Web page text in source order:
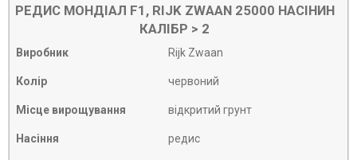
РЕДИС МОНДІАЛ F1, RIJK ZWAAN 25000 НАСІНИН
КАЛІБР > 2
Виробник Rijk Zwaan
Колір червоний
Місце вирощування відкритий грунт
Насіння редис